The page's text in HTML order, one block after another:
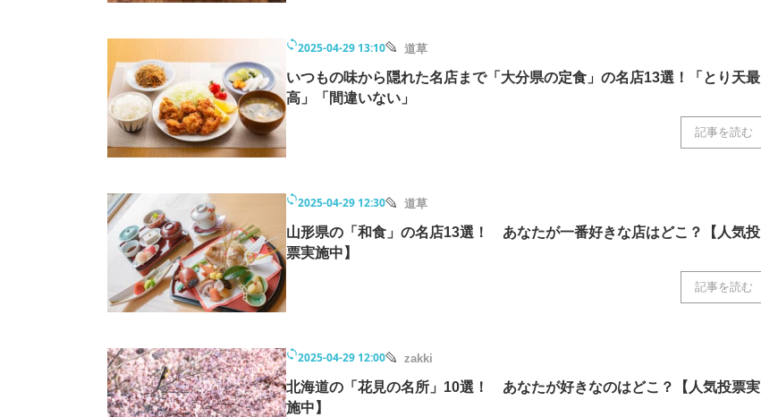
2025-04-29 13:10 道草
いつもの味から隠れた名店まで「大分県の定食」の名店13選！「とり天最
高」「間違いない」
記事を読む
2025-04-29 12:30 道草
山形県の「和食」の名店13選！ あなたが一番好きな店はどこ？【人気投
票実施中】
記事を読む
2025-04-29 12:00 zakki
北海道の「花見の名所」10選！ あなたが好きなのはどこ？【人気投票実
施中】